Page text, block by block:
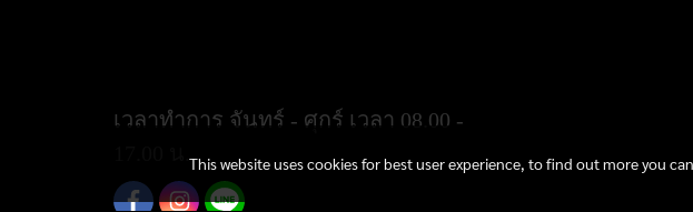
เวลาทำการ จันทร์ - ศุกร์ เวลา 08.00 -
17.00 น.This website uses cookies for best user experience, to find out more you